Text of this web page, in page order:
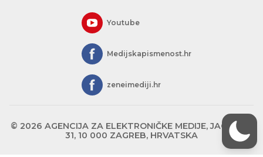
Youtube
Medijskapismenost.hr
zeneimediji.hr
© 2026 AGENCIJA ZA ELEKTRONIČKE MEDIJE, JAGIĆEVA
31, 10 000 ZAGREB, HRVATSKA